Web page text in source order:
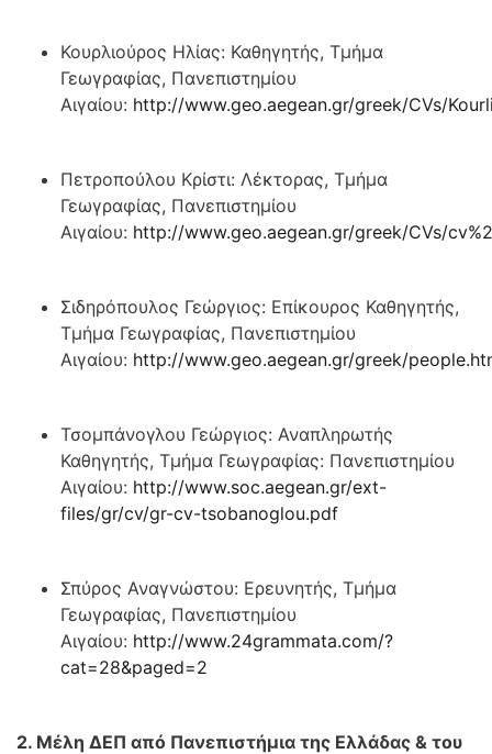
Κουρλιούρος Ηλίας: Καθηγητής, Τμήμα
Γεωγραφίας, Πανεπιστημίου
Αιγαίου: http://www.geo.aegean.gr/greek/CVs/
Πετροπούλου Κρίστι: Λέκτορας, Τμήμα
Γεωγραφίας, Πανεπιστημίου
Αιγαίου: http://www.geo.aegean.gr/greek/CVs/
Σιδηρόπουλος Γεώργιος: Επίκουρος Καθηγητής,
Τμήμα Γεωγραφίας, Πανεπιστημίου
Αιγαίου: http://www.geo.aegean.gr/greek/
Τσομπάνογλου Γεώργιος: Αναπληρωτής
Καθηγητής, Τμήμα Γεωγραφίας: Πανεπιστημίου
Αιγαίου: http://www.soc.aegean.gr/ext-
files/gr/cv/gr-cv-tsobanoglou.pdf
Σπύρος Αναγνώστου: Ερευνητής, Τμήμα
Γεωγραφίας, Πανεπιστημίου
Αιγαίου: http://www.24grammata.com/?
cat=28&paged=2
2. Μέλη ΔΕΠ από Πανεπιστήμια της Ελλάδας & του